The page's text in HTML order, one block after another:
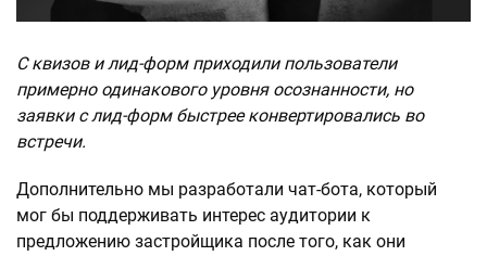
С квизов и лид-форм приходили пользователи
примерно одинакового уровня осознанности, но
заявки с лид-форм быстрее конвертировались во
встречи.
Дополнительно мы разработали чат-бота, который
мог бы поддерживать интерес аудитории к
предложению застройщика после того, как они